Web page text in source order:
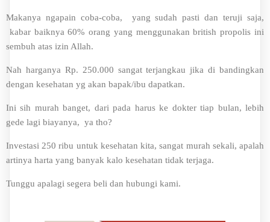
Makanya ngapain coba-coba, yang sudah pasti dan teruji saja,
kabar baiknya 60% orang yang menggunakan british propolis ini
sembuh atas izin Allah.
Nah harganya Rp. 250.000 sangat terjangkau jika di bandingkan
dengan kesehatan yg akan bapak/ibu dapatkan.
Ini sih murah banget, dari pada harus ke dokter tiap bulan, lebih
gede lagi biayanya, ya tho?
Investasi 250 ribu untuk kesehatan kita, sangat murah sekali, apalah
artinya harta yang banyak kalo kesehatan tidak terjaga.
Tunggu apalagi segera beli dan hubungi kami.